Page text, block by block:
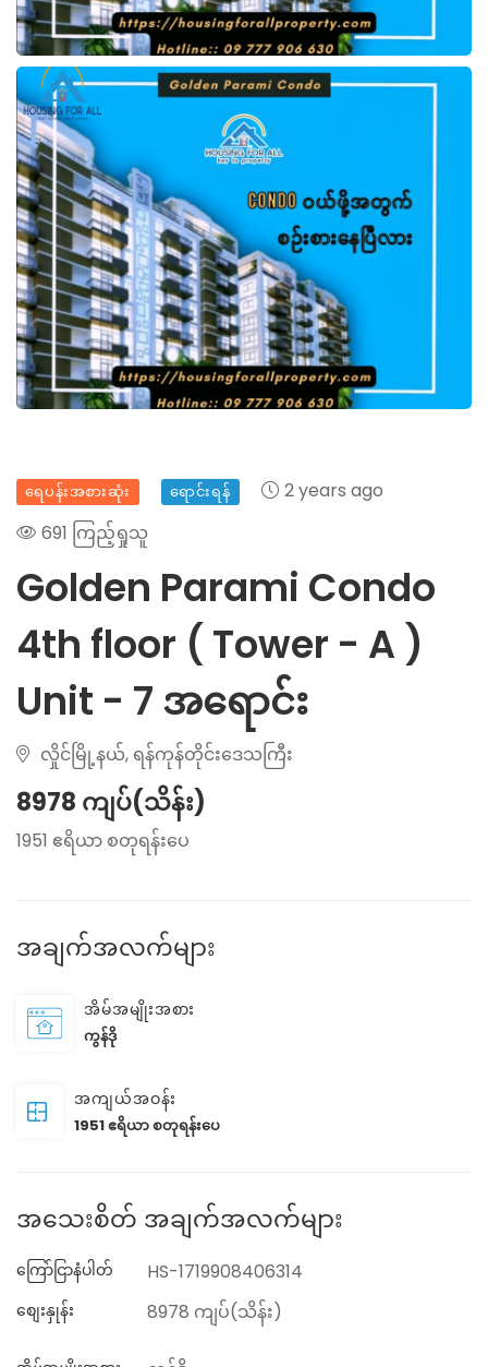
ရေပန်းအစားဆုံး ရောင်းရန်
2 years ago
691 ကြည့်ရှုသူ
Golden Parami Condo
4th floor ( Tower - A )
Unit - 7 အရောင်း
လှိုင်မြို့နယ်, ရန်ကုန်တိုင်းဒေသကြီး
8978 ကျပ်(သိန်း)
1951 ဧရိယာ စတုရန်းပေ
အချက်အလက်များ
အိမ်အမျိုးအစား
ကွန်ဒို
အကျယ်အဝန်း
1951 ဧရိယာ စတုရန်းပေ
အသေးစိတ် အချက်အလက်များ
ကြော်ငြာနံပါတ် HS-1719908406314
စျေးနှုန်း 8978 ကျပ်(သိန်း)